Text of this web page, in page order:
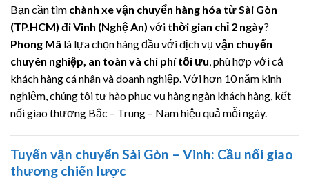
Bạn cần tìm chành xe vận chuyển hàng hóa từ Sài Gòn
(TP.HCM) đi Vinh (Nghệ An) với thời gian chỉ 2 ngày?
Phong Mã là lựa chọn hàng đầu với dịch vụ vận chuyển
chuyên nghiệp, an toàn và chi phí tối ưu , phù hợp với cả
khách hàng cá nhân và doanh nghiệp. Với hơn 10 năm kinh
nghiệm, chúng tôi tự hào phục vụ hàng ngàn khách hàng, kết
nối giao thương Bắc – Trung – Nam hiệu quả mỗi ngày.
Tuyến vận chuyển Sài Gòn – Vinh: Cầu nối giao
thương chiến lược